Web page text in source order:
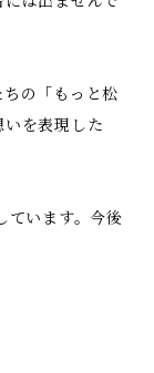
の「もっと松
を表現した
ています。今後